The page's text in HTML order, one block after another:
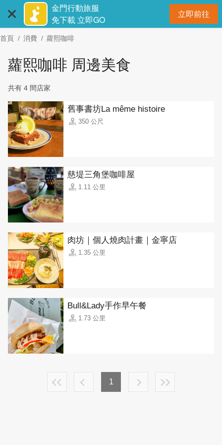
主
要
金門行動旅服
免下載 立即GO
立即前往開
首頁 消費 蘿熙咖啡
蘿熙咖啡 周邊美食
共有 4 間店家
舊事書坊La même histoire
350 公尺
慈堤三角堡咖啡屋
1.11 公里
肉坊｜個人燒肉計畫｜金寧店
1.35 公里
Bull&Lady手作早午餐
1.73 公里
1